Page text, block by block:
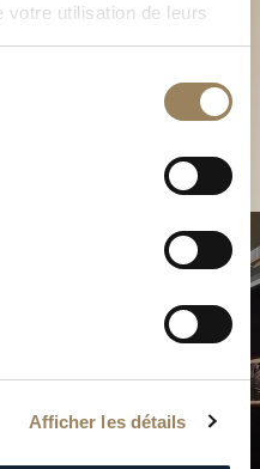
votre utilisation de leurs
Afficher les détails
collections